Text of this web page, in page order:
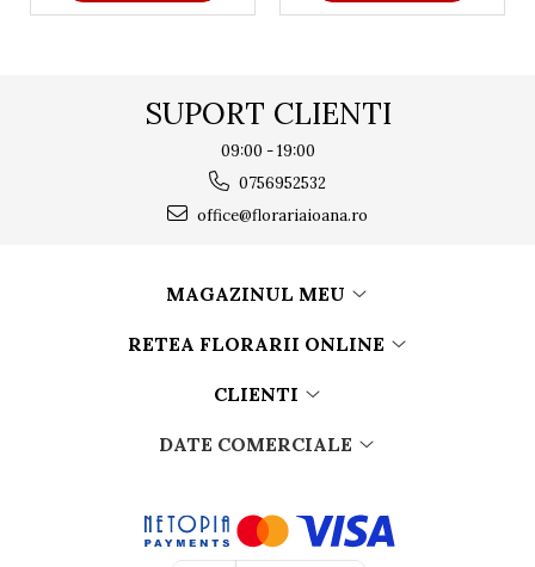
SUPORT CLIENTI
09:00 - 19:00
0756952532
office@florariaioana.ro
MAGAZINUL MEU
RETEA FLORARII ONLINE
CLIENTI
DATE COMERCIALE